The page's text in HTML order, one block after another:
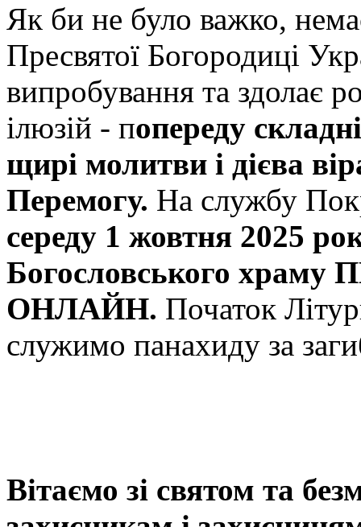
Як би не було важко,
Пресвятої Богородиці
випробування та здолає
ілюзій - попереду
щирі молитви і дієва
Перемогу. На службу
середу 1 жовтня 2025
Богословського
ОНЛАЙН. Початок
служимо панахиду за
Вітаємо зі святом та